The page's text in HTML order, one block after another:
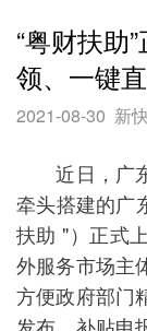
“粤财扶助
领、一键
2021-08-30 新
近日，广东
牵头搭建的广
扶助 "）正式
外服务市场主
方便政府部门